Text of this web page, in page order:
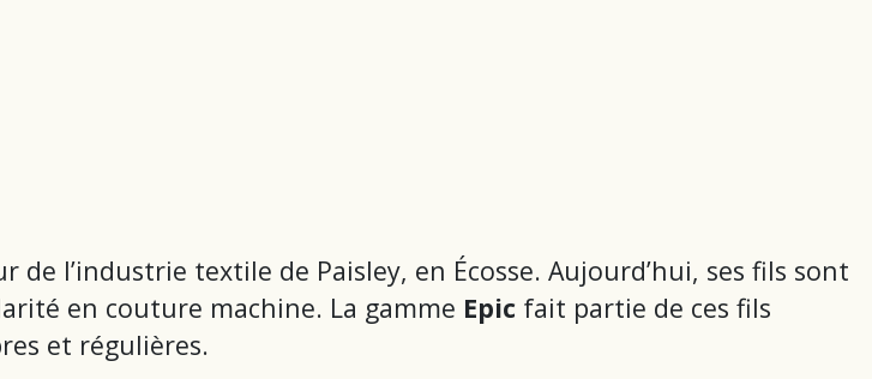
l’industrie textile de Paisley, en Écosse. Aujourd’hui, ses fils sont
en couture machine. La gamme Epic fait partie de ces fils
et régulières.